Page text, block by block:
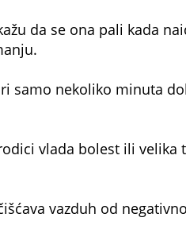
da se ona pali kada
samo nekoliko minuta
vlada bolest ili velika
vazduh od